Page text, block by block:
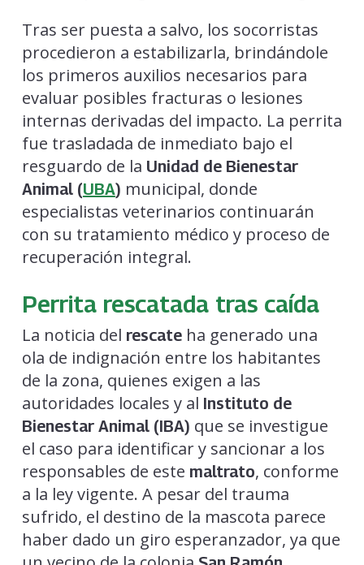
Tras ser puesta a salvo, los socorristas
procedieron a estabilizarla, brindándole
los primeros auxilios necesarios para
evaluar posibles fracturas o lesiones
internas derivadas del impacto. La perrita
fue trasladada de inmediato bajo el
resguardo de la Unidad de Bienestar
Animal (UBA) municipal, donde
especialistas veterinarios continuarán
con su tratamiento médico y proceso de
recuperación integral.
Perrita rescatada tras caída
La noticia del rescateha generado una
ola de indignación entre los habitantes
de la zona, quienes exigen a las
autoridades locales y al Instituto de
Bienestar Animal (IBA) que se investigue
el caso para identificar y sancionar a los
responsables de este maltrato, conforme
a la ley vigente. A pesar del trauma
sufrido, el destino de la mascota parece
haber dado un giro esperanzador, ya que